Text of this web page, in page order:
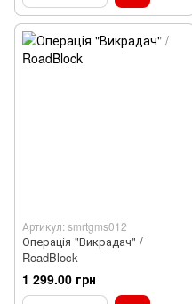
Артикул: smrtgms012
Операція "Викрадач" /
RoadBlock
1 299.00 грн